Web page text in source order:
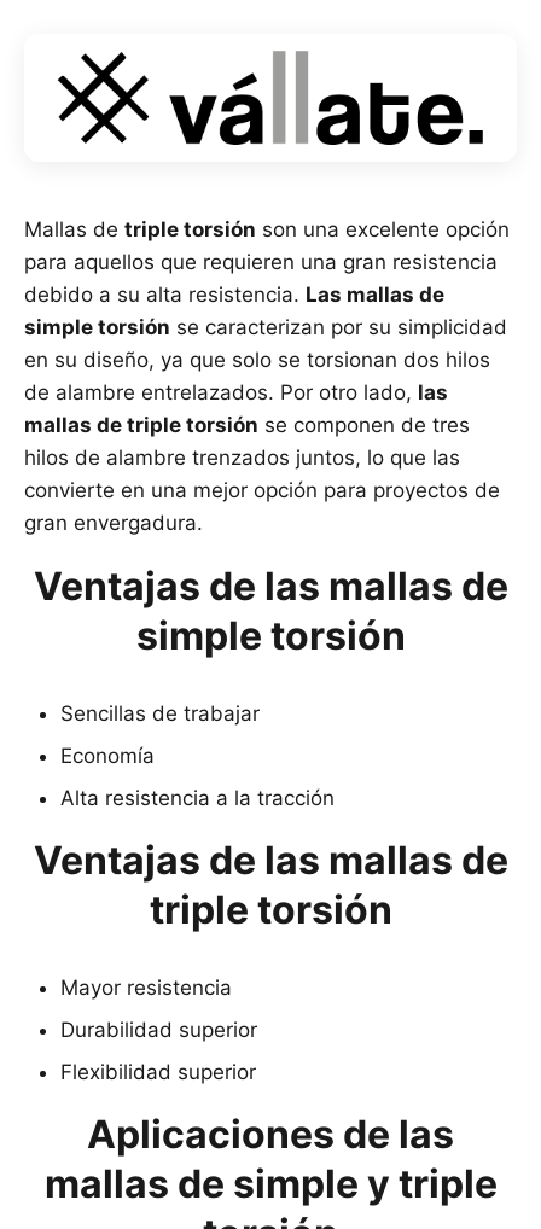
Mallas de triple torsión son una excelente opción
para aquellos que requieren una gran resistencia
debido a su alta resistencia. Las mallas de
simple torsión se caracterizan por su simplicidad
en su diseño, ya que solo se torsionan dos hilos
de alambre entrelazados. Por otro lado, las
mallas de triple torsión se componen de tres
hilos de alambre trenzados juntos, lo que las
convierte en una mejor opción para proyectos de
gran envergadura.
Ventajas de las mallas de
simple torsión
Sencillas de trabajar
Economía
Alta resistencia a la tracción
Ventajas de las mallas de
triple torsión
Mayor resistencia
Durabilidad superior
Flexibilidad superior
Aplicaciones de las
mallas de simple y triple